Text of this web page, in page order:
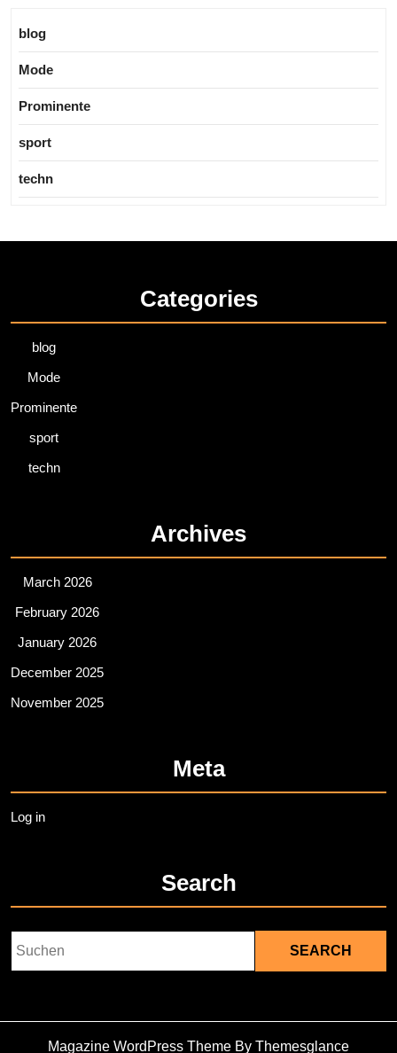
blog
Mode
Prominente
sport
techn
Categories
blog
Mode
Prominente
sport
techn
Archives
March 2026
February 2026
January 2026
December 2025
November 2025
Meta
Log in
Search
Magazine WordPress Theme By Themesglance